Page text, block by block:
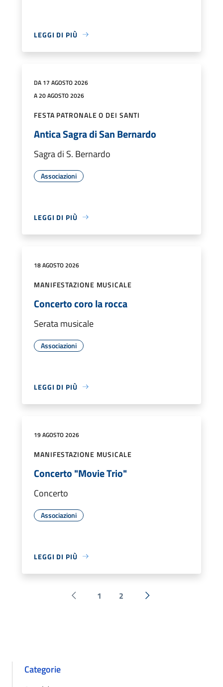
LEGGI DI PIÙ
DA 17 AGOSTO 2026
A 20 AGOSTO 2026
FESTA PATRONALE O DEI SANTI
Antica Sagra di San Bernardo
Sagra di S. Bernardo
Associazioni
LEGGI DI PIÙ
18 AGOSTO 2026
MANIFESTAZIONE MUSICALE
Concerto coro la rocca
Serata musicale
Associazioni
LEGGI DI PIÙ
19 AGOSTO 2026
MANIFESTAZIONE MUSICALE
Concerto "Movie Trio"
Concerto
Associazioni
LEGGI DI PIÙ
Pagina precedente
1 2 Successiva »
Categorie